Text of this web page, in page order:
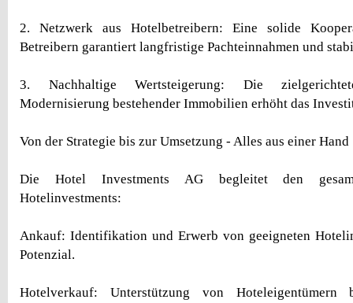
2. Netzwerk aus Hotelbetreibern: Eine solide
Betreibern garantiert langfristige Pachteinnahmen und
3. Nachhaltige Wertsteigerung: Die
Modernisierung bestehender Immobilien erhöht das
Von der Strategie bis zur Umsetzung - Alles aus einer Hand
Die Hotel Investments AG begleitet den
Hotelinvestments:
Ankauf: Identifikation und Erwerb von geeigneten
Potenzial.
Hotelverkauf: Unterstützung von